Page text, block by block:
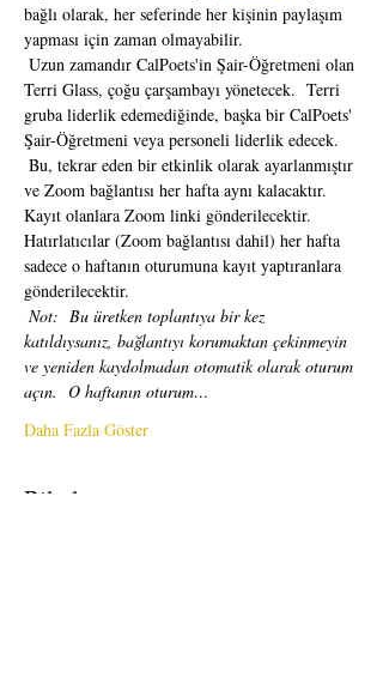
bağlı olarak, her seferinde her kişinin paylaşım
yapması için zaman olmayabilir.
Terri Glass, çoğu çarşambayı yönetecek.  Terri
gruba liderlik edemediğinde, başka bir CalPoets'
Şair-Öğretmeni veya personeli liderlik edecek.
ve Zoom bağlantısı her hafta aynı kalacaktır.
Kayıt olanlara Zoom linki gönderilecektir.
Hatırlatıcılar (Zoom bağlantısı dahil) her hafta
sadece o haftanın oturumuna kayıt yaptıranlara
gönderilecektir.
Not: Bu üretken toplantıya bir kez
katıldıysanız, bağlantıyı korumaktan çekinmeyin
ve yeniden kaydolmadan otomatik olarak oturum
açın. O haftanın oturum…
Daha Fazla Göster
Biletler